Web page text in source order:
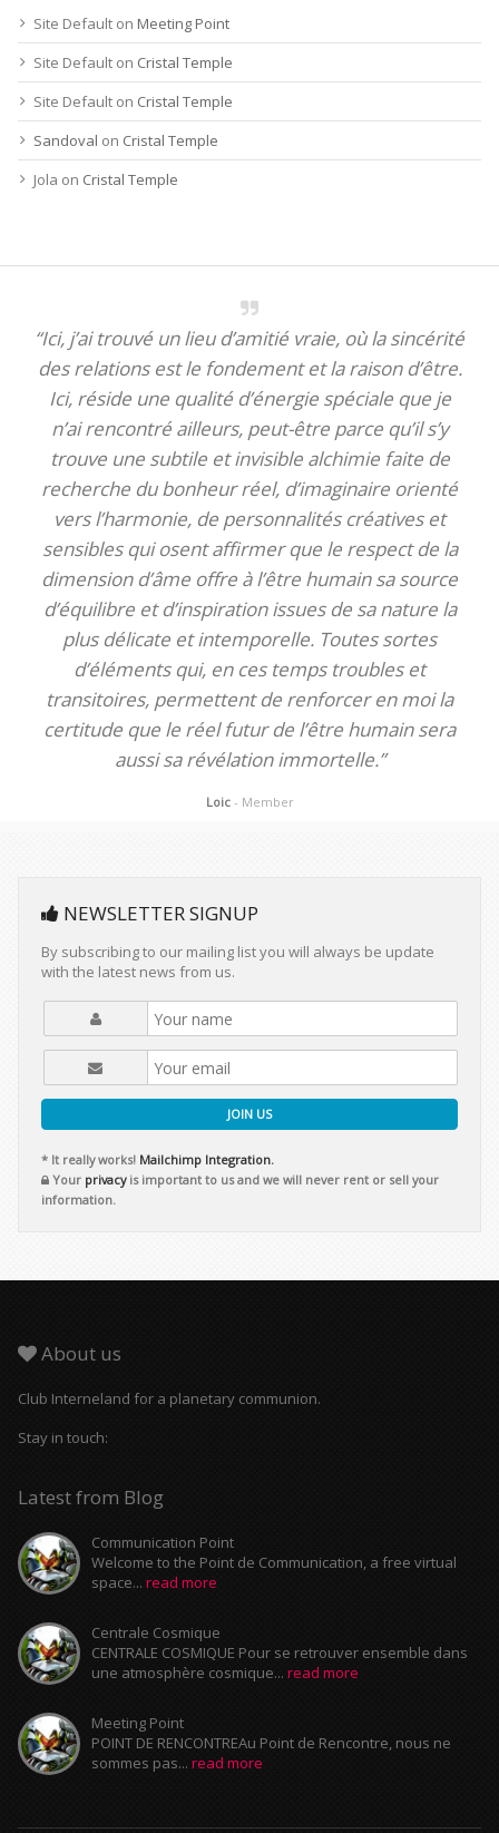
Site Default on Meeting Point
Site Default on Cristal Temple
Site Default on Cristal Temple
Sandoval on Cristal Temple
Jola on Cristal Temple
“Ici, j’ai trouvé un lieu d’amitié vraie, où la sincérité
des relations est le fondement et la raison d’être.
Ici, réside une qualité d’énergie spéciale que je
n’ai rencontré ailleurs, peut-être parce qu’il s’y
trouve une subtile et invisible alchimie faite de
recherche du bonheur réel, d’imaginaire orienté
vers l’harmonie, de personnalités créatives et
sensibles qui osent affirmer que le respect de la
dimension d’âme offre à l’être humain sa source
d’équilibre et d’inspiration issues de sa nature la
plus délicate et intemporelle. Toutes sortes
d’éléments qui, en ces temps troubles et
transitoires, permettent de renforcer en moi la
certitude que le réel futur de l’être humain sera
aussi sa révélation immortelle.”
Loic - Member
NEWSLETTER SIGNUP
By subscribing to our mailing list you will always be update
with the latest news from us.
JOIN US
* It really works! Mailchimp Integration.
Your privacyis important to us and we will never rent or sell your
information.
About us
Club Interneland for a planetary communion.
Stay in touch:
Latest from Blog
Communication Point
Welcome to the Point de Communication, a free virtual
space... read more
Centrale Cosmique
CENTRALE COSMIQUE Pour se retrouver ensemble dans
une atmosphère cosmique... read more
Meeting Point
POINT DE RENCONTREAu Point de Rencontre, nous ne
sommes pas... read more